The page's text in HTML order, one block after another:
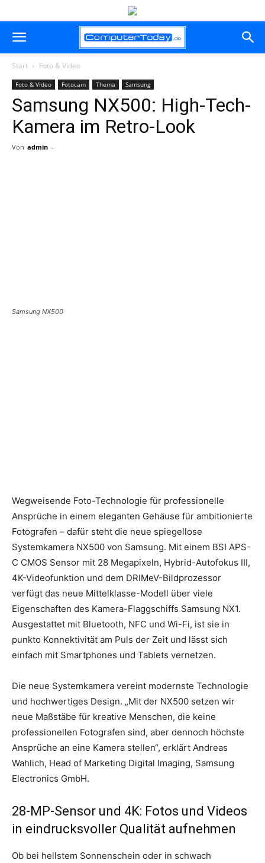
Start Foto & Video
Foto & Video Fotocam Thema Samsung
Samsung NX500: High-Tech-
Kamera im Retro-Look
Von admin -
Samsung NX500
Wegweisende Foto-Technologie für professionelle
Ansprüche in einem eleganten Gehäuse für ambitionierte
Fotografen – dafür steht die neue spiegellose
Systemkamera NX500 von Samsung. Mit einem BSI APS-
C CMOS Sensor mit 28 Megapixeln, Hybrid-Autofokus III,
4K-Videofunktion und dem DRIMeV-Bildprozessor
verfügt das neue Mittelklasse-Modell über viele
Eigenschaften des Kamera-Flaggschiffs Samsung NX1.
Ausgestattet mit Bluetooth, NFC und Wi-Fi, ist sie in
punkto Konnektivität am Puls der Zeit und lässt sich
einfach mit Smartphones und Tablets vernetzen.
Die neue Systemkamera vereint modernste Technologie
und hochwertiges Design. „Mit der NX500 setzen wir
neue Maßstäbe für kreative Menschen, die keine
professionellen Fotografen sind, aber dennoch höchste
Ansprüche an eine Kamera stellen“, erklärt Andreas
Wahlich, Head of Marketing Digital Imaging, Samsung
Electronics GmbH.
28-MP-Sensor und 4K: Fotos und Videos
in eindrucksvoller Qualität aufnehmen
Ob bei hellstem Sonnenschein oder in schwach